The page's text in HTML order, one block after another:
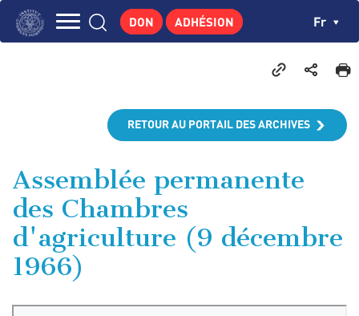
Aller
CENTRE DE RECHERCHES
PUBLICATIONS
ACTUALITÉS
ENSEIGNEMENT
DON ADHÉSION Fr
RETOUR AU PORTAIL DES ARCHIVES
Assemblée permanente
des Chambres
d'agriculture (9 décembre
1966)
Panneau de gestion des cookies